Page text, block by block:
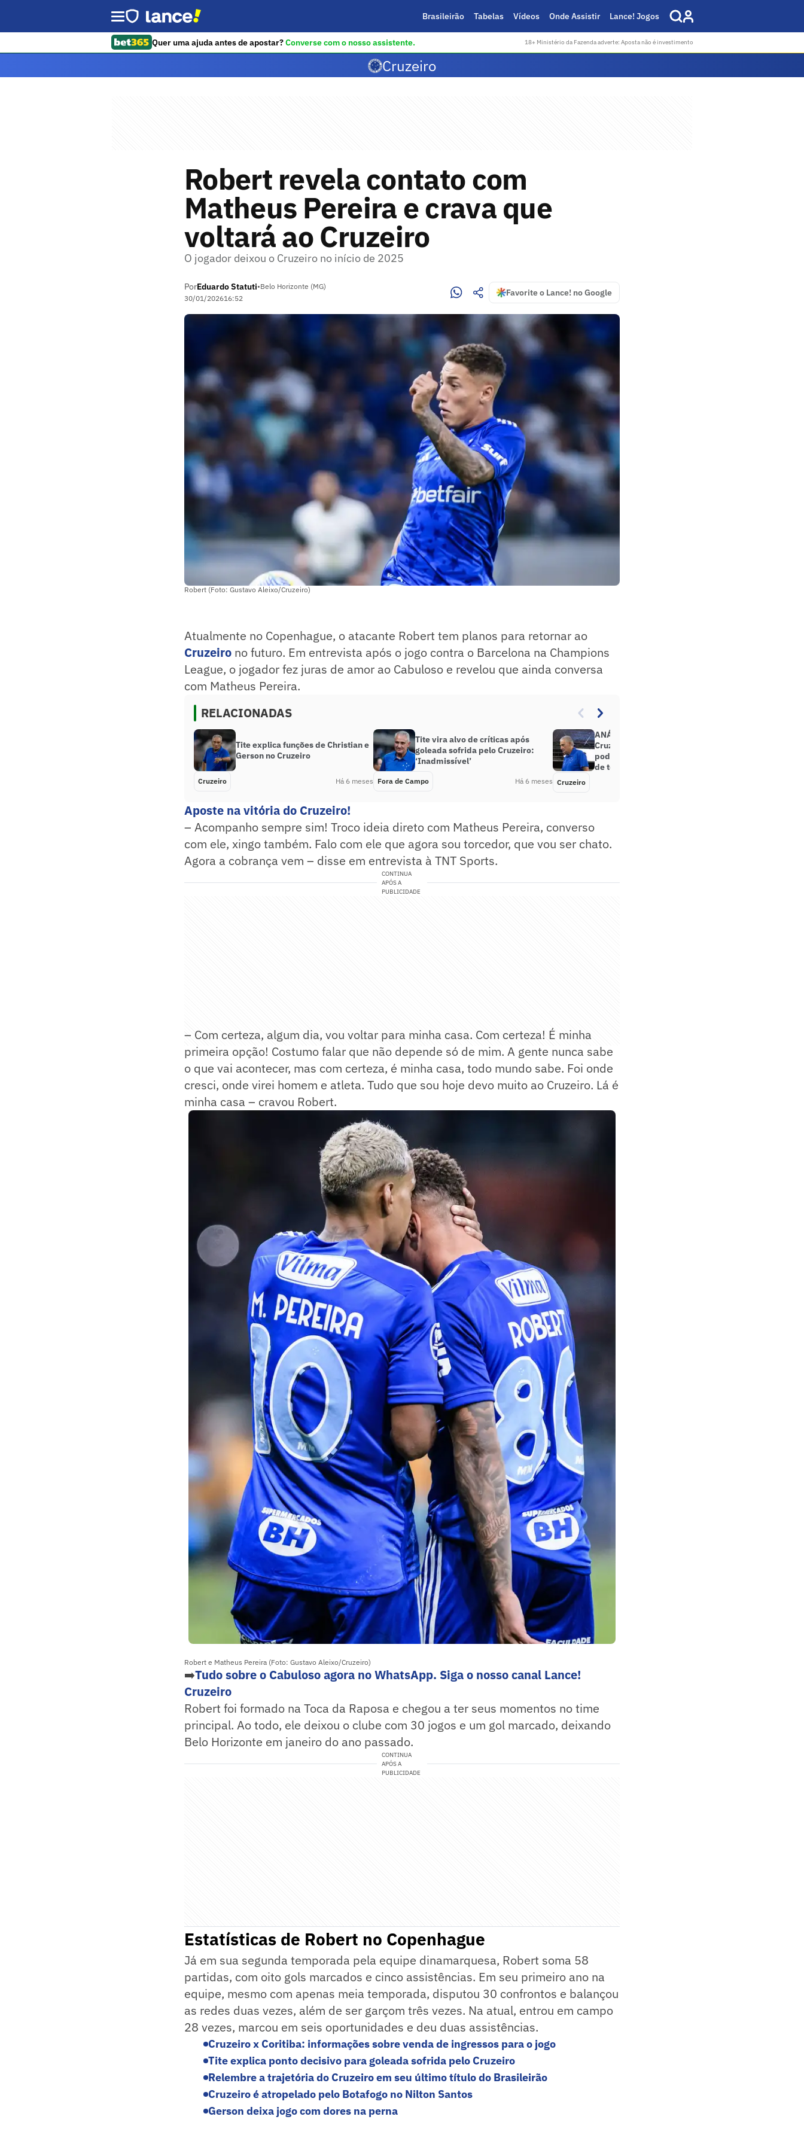
Brasileirão Tabelas Vídeos Onde Assistir Lance! Jogos
Quer uma ajuda antes de apostar?Converse com o nosso assistente. 18+ Ministério da Fazenda adverte: Aposta não é investimento
Cruzeiro
Robert revela contato com
Matheus Pereira e crava que
voltará ao Cruzeiro
O jogador deixou o Cruzeiro no início de 2025
PorEduardo Statuti•Belo Horizonte (MG)
30/01/202616:52
Favorite o Lance! no Google
Robert (Foto: Gustavo Aleixo/Cruzeiro)
Atualmente no Copenhague, o atacante Robert tem planos para retornar ao
Cruzeiro no futuro. Em entrevista após o jogo contra o Barcelona na Champions
League, o jogador fez juras de amor ao Cabuloso e revelou que ainda conversa
com Matheus Pereira.
RELACIONADAS
Tite explica funções de Christian e
Gerson no Cruzeiro
Cruzeiro Há 6 meses
Tite vira alvo de críticas após
goleada sofrida pelo Cruzeiro:
‘Inadmissível’
Fora de Campo Há 6 meses
ANÁLISE: Goleada sofrida pelo
Cruzeiro expõe feridas que não
podem ser escondidas pelo início
de temporada
Cruzeiro
Aposte na vitória do Cruzeiro!
– Acompanho sempre sim! Troco ideia direto com Matheus Pereira, converso
com ele, xingo também. Falo com ele que agora sou torcedor, que vou ser chato.
Agora a cobrança vem – disse em entrevista à TNT Sports.
CONTINUA
APÓS A
PUBLICIDADE
– Com certeza, algum dia, vou voltar para minha casa. Com certeza! É minha
primeira opção! Costumo falar que não depende só de mim. A gente nunca sabe
o que vai acontecer, mas com certeza, é minha casa, todo mundo sabe. Foi onde
cresci, onde virei homem e atleta. Tudo que sou hoje devo muito ao Cruzeiro. Lá é
minha casa – cravou Robert.
Robert e Matheus Pereira (Foto: Gustavo Aleixo/Cruzeiro)
➡️Tudo sobre o Cabuloso agora no WhatsApp. Siga o nosso canal Lance!
Cruzeiro
Robert foi formado na Toca da Raposa e chegou a ter seus momentos no time
principal. Ao todo, ele deixou o clube com 30 jogos e um gol marcado, deixando
Belo Horizonte em janeiro do ano passado.
CONTINUA
APÓS A
PUBLICIDADE
Estatísticas de Robert no Copenhague
Já em sua segunda temporada pela equipe dinamarquesa, Robert soma 58
partidas, com oito gols marcados e cinco assistências. Em seu primeiro ano na
equipe, mesmo com apenas meia temporada, disputou 30 confrontos e balançou
as redes duas vezes, além de ser garçom três vezes. Na atual, entrou em campo
28 vezes, marcou em seis oportunidades e deu duas assistências.
Cruzeiro x Coritiba: informações sobre venda de ingressos para o jogo
Tite explica ponto decisivo para goleada sofrida pelo Cruzeiro
Relembre a trajetória do Cruzeiro em seu último título do Brasileirão
Cruzeiro é atropelado pelo Botafogo no Nilton Santos
Gerson deixa jogo com dores na perna